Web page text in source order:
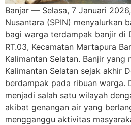
Banjar — Selasa, 7 Januari
Nusantara (SPIN) menyalurkan
bagi warga terdampak banjir di
RT.03, Kecamatan Martapura
Kalimantan Selatan. Banjir yang
Kalimantan Selatan sejak akhir
berdampak pada ribuan warga.
menjadi salah satu wilayah
akibat genangan air yang
mengganggu aktivitas